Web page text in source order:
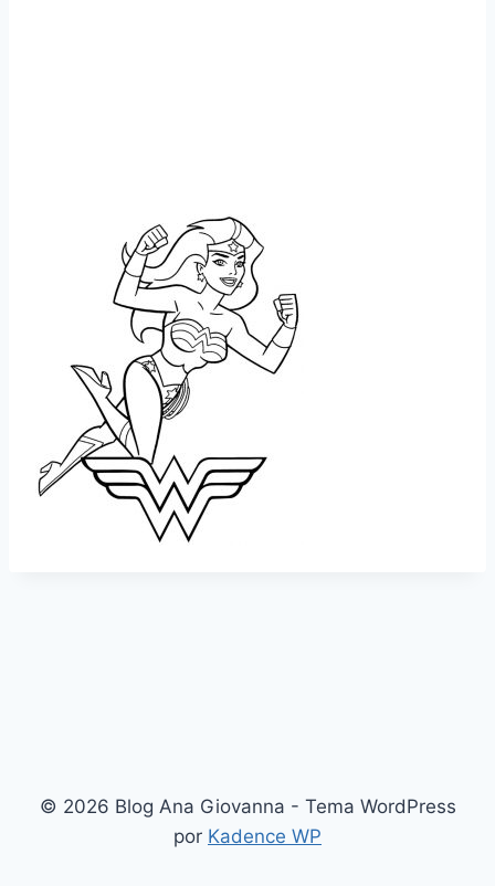
© 2026 Blog Ana Giovanna - Tema WordPress
por Kadence WP